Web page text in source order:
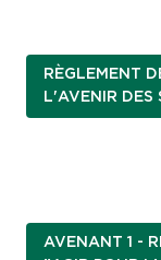
RÈGLEMENT
L'AVENIR DES
AVENANT 1 -